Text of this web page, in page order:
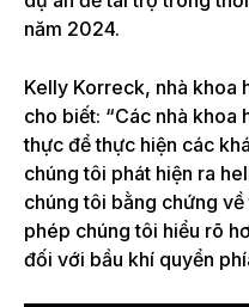
năm 2024.
Kelly Korreck, nhà khoa
cho biết: “Các nhà khoa
thực để thực hiện các
chúng tôi phát hiện ra
chúng tôi bằng chứng
phép chúng tôi hiểu rõ
đối với bầu khí quyển